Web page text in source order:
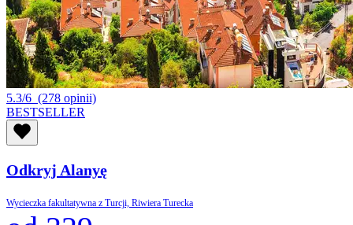
5.3/6 (278 opinii)
BESTSELLER
Odkryj Alanyę
Wycieczka fakultatywna z Turcji, Riwiera Turecka